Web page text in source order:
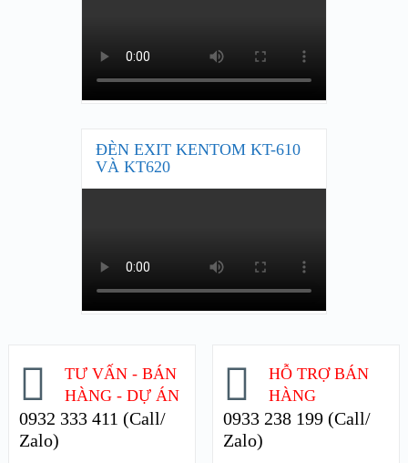
ĐÈN EXIT KENTOM KT-610
VÀ KT620
TƯ VẤN - BÁN
HÀNG - DỰ ÁN
0932 333 411 (Call/
Zalo)
HỖ TRỢ BÁN
HÀNG
0933 238 199 (Call/
Zalo)